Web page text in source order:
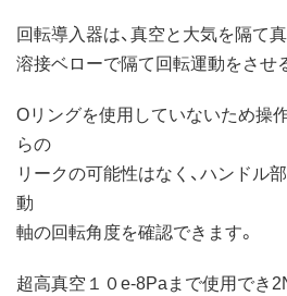
回転導入器は、真空と大気を隔て
溶接ベローで隔て回転運動をさせ
Oリングを使用していないため操
らの
リークの可能性はなく、ハンドル
動
軸の回転角度を確認できます。
超高真空１０e-8Paまで使用でき